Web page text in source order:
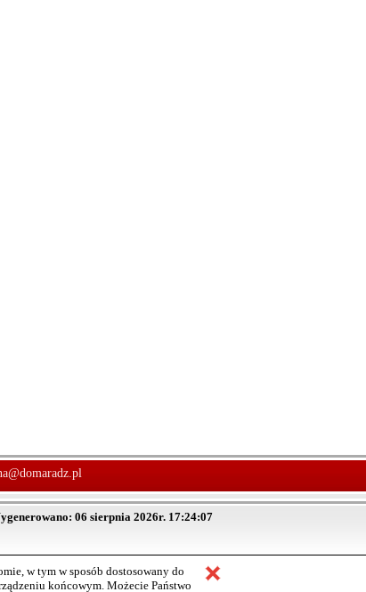
06 sierpnia 2026r. 17:24:07
w tym w sposób dostosowany do
końcowym. Możecie Państwo